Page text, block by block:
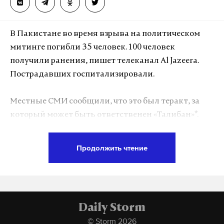
и КамАЗом. В результате ДТП погибли восемь
11 июня в Калмыкии Lada Largus столкнулась
грузовиком. Жертвами ДТП стали шесть человек,
в том числе двое детей.
Подпишитесь на Daily Storm в MAX. Он
Макс Telegram
Дзен VK
смертельное дтп # дтп
В Пакистане во время взрыва на политическом
митинге погибли 35 человек. 100 человек
получили ранения, пишет телеканал Al Jazeera.
Пострадавших госпитализировали.
Местные СМИ сообщили, что это был теракт, за
который может быть ответственен «Талибан»*.
сообщил телеканал Geo News.
Продолжить чтение
Daily Storm
© Storm 2026